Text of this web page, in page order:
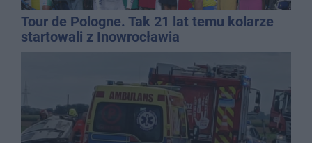
Tour de Pologne. Tak 21 lat temu kolarze
startowali z Inowrocławia